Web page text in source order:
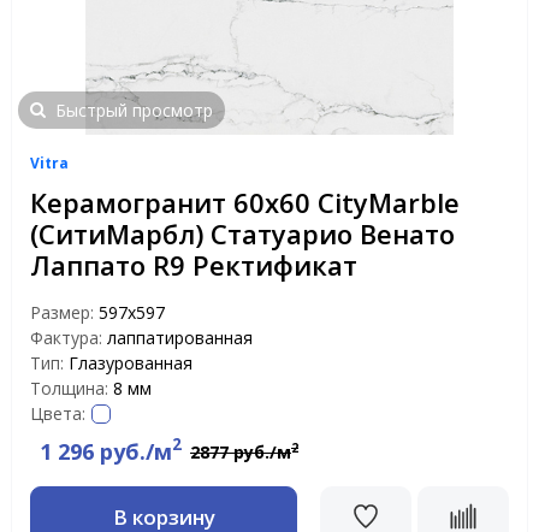
Быстрый просмотр
Vitra
Керамогранит 60х60 CityMarble
(СитиМарбл) Статуарио Венато
Лаппато R9 Ректификат
Размер: 597х597
Фактура: лаппатированная
Тип: Глазурованная
Толщина: 8 мм
Цвета:
1 296 руб./м2 2877 руб./м2
В корзину